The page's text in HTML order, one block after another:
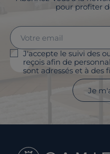
pour profiter
J'accepte le suivi des
reçois afin de
sont adressés et à des
Je